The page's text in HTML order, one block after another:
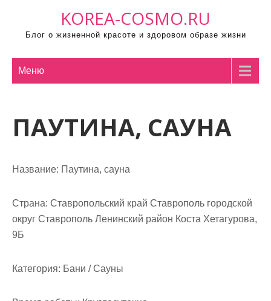
KOREA-COSMO.RU
Блог о жизненной красоте и здоровом образе жизни
Меню
ПАУТИНА, САУНА
Название: Паутина, сауна
Страна: Ставропольский край Ставрополь городской
округ Ставрополь Ленинский район Коста Хетагурова,
9Б
Категория: Бани / Сауны